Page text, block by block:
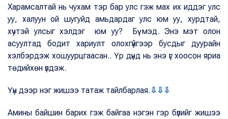
Харамсалтай нь чухам тэр бар улс гэж мах их иддэг улс
уу, халуун ой шугуйд амьдардаг улс юм уу, хурдтай,
хүчтэй улсыг хэлдэг юм уу? Бүү мэд. Энэ мэт олон
асуултад бодит хариулт олохгүйгээр бусдыг дуурайн
хэлбэрдэж хошуурцгаасан.. Үр дүнд нь энэ үг хоосон яриа
төдийхөн үлдэж.
Үүн дээр нэг жишээ татаж тайлбарлая.⇩⇩⇩
Амины байшин барих гэж байгаа нэгэн гэр бүлийг жишээ